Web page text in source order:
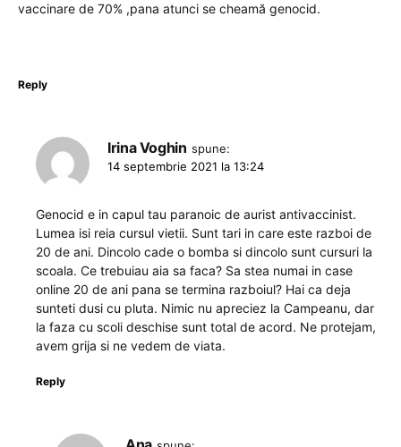
vaccinare de 70% ,pana atunci se cheamă genocid.
Reply
Irina Voghin spune:
14 septembrie 2021 la 13:24
Genocid e in capul tau paranoic de aurist antivaccinist.
Lumea isi reia cursul vietii. Sunt tari in care este razboi de
20 de ani. Dincolo cade o bomba si dincolo sunt cursuri la
scoala. Ce trebuiau aia sa faca? Sa stea numai in case
online 20 de ani pana se termina razboiul? Hai ca deja
sunteti dusi cu pluta. Nimic nu apreciez la Campeanu, dar
la faza cu scoli deschise sunt total de acord. Ne protejam,
avem grija si ne vedem de viata.
Reply